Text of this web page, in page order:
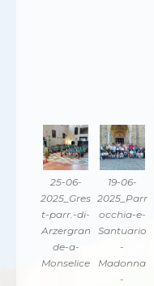
25-06-
2025_Gres
t-parr.-di-
Arzergran
de-a-
Monselice
19-06-
2025_Parr
occhia-e-
Santuario
-
Madonna
-